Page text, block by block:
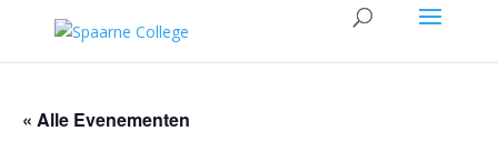
« Alle Evenementen